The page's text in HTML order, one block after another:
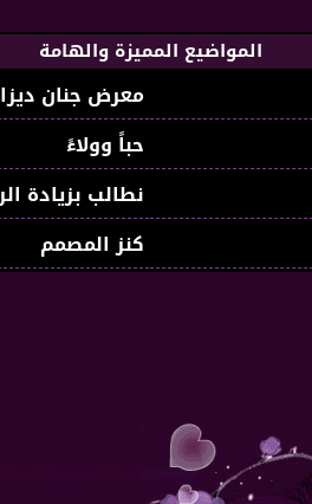
المواضيع المميزة والهامة
معرض جنان
حباً وولاءً
نطالب بزيادة
كنز المصمم